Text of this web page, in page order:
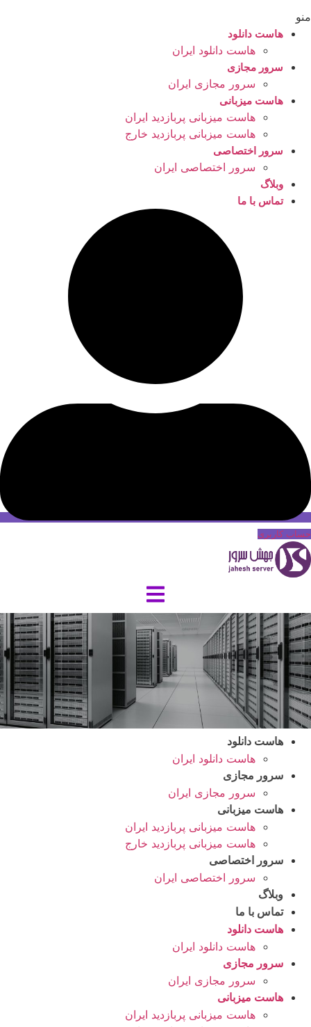
منو
هاست دانلود
هاست دانلود ایران
سرور مجازی
سرور مجازی ایران
هاست میزبانی
هاست میزبانی پربازدید ایران
هاست میزبانی پربازدید خارج
سرور اختصاصی
سرور اختصاصی ایران
وبلاگ
تماس با ما
حساب کاربری
هاست دانلود
هاست دانلود ایران
سرور مجازی
سرور مجازی ایران
هاست میزبانی
هاست میزبانی پربازدید ایران
هاست میزبانی پربازدید خارج
سرور اختصاصی
سرور اختصاصی ایران
وبلاگ
تماس با ما
هاست دانلود
هاست دانلود ایران
سرور مجازی
سرور مجازی ایران
هاست میزبانی
هاست میزبانی پربازدید ایران